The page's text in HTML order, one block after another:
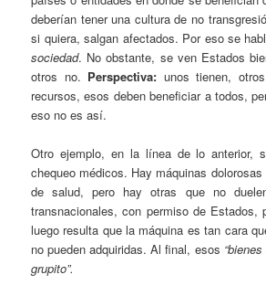
deberían tener una cultura de no
si quiera, salgan afectados. Por eso se
sociedad. No obstante, se ven Estados
otros no. Perspectiva: unos tienen,
recursos, esos deben beneficiar a todos,
eso no es así.
Otro ejemplo, en la línea de lo anterior,
chequeo médicos. Hay máquinas
de salud, pero hay otras que no
transnacionales, con permiso de Estados,
luego resulta que la máquina es tan cara
no pueden adquiridas. Al final, esos
grupito”.